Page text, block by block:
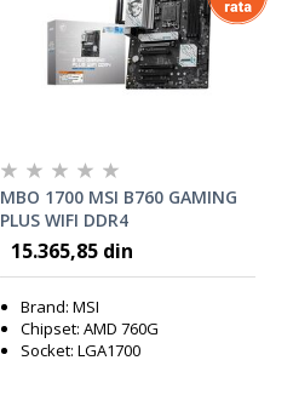
MBO 1700 MSI B760 GAMING
PLUS WIFI DDR4
15.365,85 din
Brand: MSI
Chipset: AMD 760G
Socket: LGA1700